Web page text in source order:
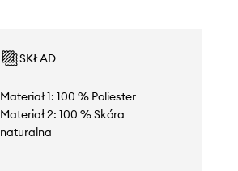
SKŁAD
Materiał 1: 100 % Poliester
Materiał 2: 100 % Skóra
naturalna